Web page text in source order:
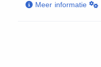
Meer informatie